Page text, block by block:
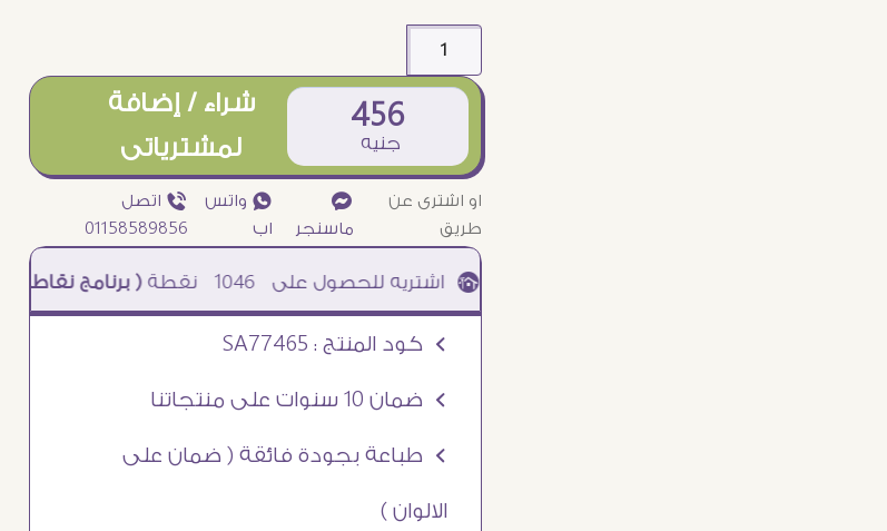
456
جنيه
شراء / إضافة
لمشترياتى
او اشترى عن
طريق
¥
ماسنجر
₧ واتس
اب
ƒ اتصل
01158589856
1046 نقطة( برنامج نقاطى ) à خصم 5% للعملاء الجدد à شحن مجانى عند الشراء ب 4000 جنيه à
Ö كود المنتج : SA77465
Ö ضمان 10 سنوات على منتجاتنا
Ö طباعة بجودة فائقة ( ضمان على
الالوان )